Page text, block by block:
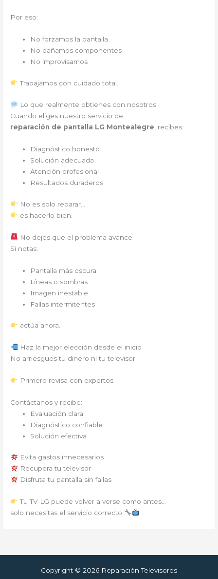
Por eso:
No forzamos la pantalla
No dañamos componentes
No improvisamos
Trabajamos con cuidado total.
Lo que realmente obtienes con nosotros
Cuando eliges nuestro servicio de
reparación de pantalla LG Montealegre, recibes:
Diagnóstico honesto
Solución adecuada
Atención profesional
Resultados duraderos
No es solo reparar…
es hacerlo bien.
No dejes que el problema avance
Si notas:
Pantalla más oscura
Líneas o sombras
Imagen inestable
Fallas intermitentes
actúa ahora.
Haz la mejor elección desde el inicio
No arriesgues tu dinero ni tu televisor.
Primero revisa con expertos.
Contáctanos y recibe:
Evaluación clara
Diagnóstico confiable
Solución efectiva
Evita gastos innecesarios
Recupera tu televisor
Disfruta tu pantalla sin fallas
Tu TV LG puede volver a verse como antes…
solo necesitas el servicio correcto
Copyright © 2026 Reparación Televisores